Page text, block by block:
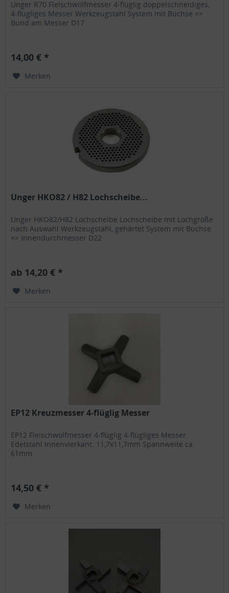
Unger R70 Fleischwolfmesser 4-flüglig doppelschneidiges,
4-flügliges Messer Werkzeugstahl System mit Büchse =>
Bund am Messer D17
14,00 € *
Merken
Unger HKO82 / H82 Lochscheibe...
Unger HKO82/H82 Lochscheibe Lochscheibe mit Lochgröße
nach Auswahl Werkzeugstahl, gehärtet System mit Büchse
=> Innendurchmesser D22
ab 14,20 € *
Merken
EP12 Kreuzmesser 4-flüglig Messer
EP12 Fleischwolfmesser 4-flüglig 4-flügliges Messer
Edelstahl Innenvierkant: 11,7x11,7mm Spannweite ca.
61mm
14,50 € *
Merken